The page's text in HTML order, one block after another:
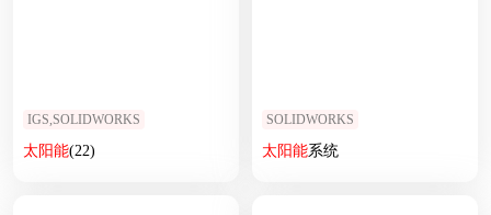
IGS,SOLIDWORKS
太阳能(22)
SOLIDWORKS
太阳能系统